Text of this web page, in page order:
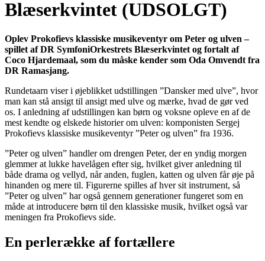
Blæserkvintet (UDSOLGT)
Oplev Prokofievs klassiske musikeventyr om Peter og ulven –
spillet af DR SymfoniOrkestrets Blæserkvintet og fortalt af
Coco Hjardemaal, som du måske kender som Oda Omvendt fra
DR Ramasjang.
Rundetaarn viser i øjeblikket udstillingen ”Dansker med ulve”, hvor
man kan stå ansigt til ansigt med ulve og mærke, hvad de gør ved
os. I anledning af udstillingen kan børn og voksne opleve en af de
mest kendte og elskede historier om ulven: komponisten Sergej
Prokofievs klassiske musikeventyr ”Peter og ulven” fra 1936.
”Peter og ulven” handler om drengen Peter, der en yndig morgen
glemmer at lukke havelågen efter sig, hvilket giver anledning til
både drama og vellyd, når anden, fuglen, katten og ulven får øje på
hinanden og mere til. Figurerne spilles af hver sit instrument, så
”Peter og ulven” har også gennem generationer fungeret som en
måde at introducere børn til den klassiske musik, hvilket også var
meningen fra Prokofievs side.
En perlerække af fortællere